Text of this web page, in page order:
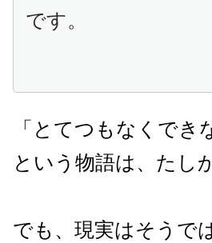
です。
「とてつもなくで
という物語は、たし
でも、現実はそうで